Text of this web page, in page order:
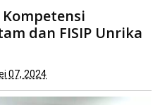
Mahasiswa, DPRD Batam dan
dan FISIP Unrika
07, 2024